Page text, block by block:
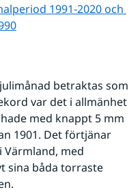
1991-2020 och
betraktas som
var det i allmänhet
med knappt 5 mm
1901. Det förtjänar
med
sina båda torraste